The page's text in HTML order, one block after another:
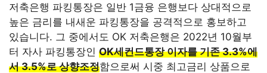
저축은행 파킹통장은 일반 1금융 은행보다 상대적으로
높은 금리를 내새운 파킹통장을 공격적으로 홍보하고
있습니다. 그 중에서도 OK 저축은행은 2022년 10월부
터 자사 파킹통장인 OK세컨드통장 이자를 기존 3.3%에
서 3.5%로 상향조정함으로써 시중 최고금리 상품으로